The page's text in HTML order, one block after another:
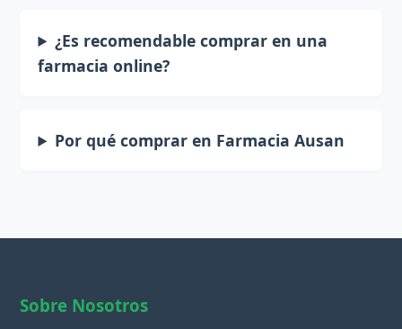
¿Es recomendable comprar en una
farmacia online?
Por qué comprar en Farmacia Ausan
Sobre Nosotros